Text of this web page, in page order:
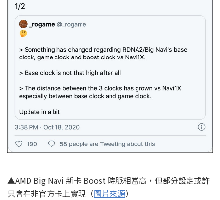
▲AMD Big Navi 新卡 Boost 時脈相當高，但部分設定或許
只會在非官方卡上實現（圖片來源）